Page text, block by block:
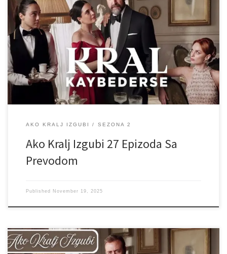
AKO KRALJ IZGUBI SEZONA 2
Ako Kralj Izgubi 27 Epizoda Sa
Prevodom
Published November 19, 2025